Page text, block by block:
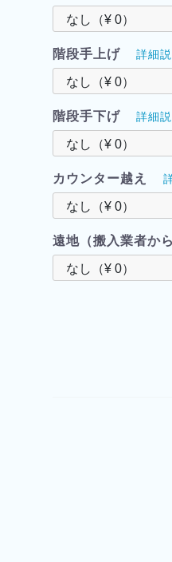
階段手上げ 詳細
階段手下げ 詳細
カウンター越え
遠地（搬入業者か